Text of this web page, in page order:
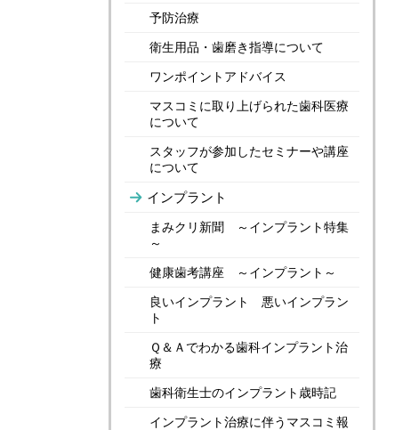
予防治療
衛生用品・歯磨き指導について
ワンポイントアドバイス
マスコミに取り上げられた歯科医療
について
スタッフが参加したセミナーや講座
について
インプラント
まみクリ新聞 ～インプラント特集
～
健康歯考講座 ～インプラント～
良いインプラント 悪いインプラン
ト
Ｑ＆Ａでわかる歯科インプラント治
療
歯科衛生士のインプラント歳時記
インプラント治療に伴うマスコミ報